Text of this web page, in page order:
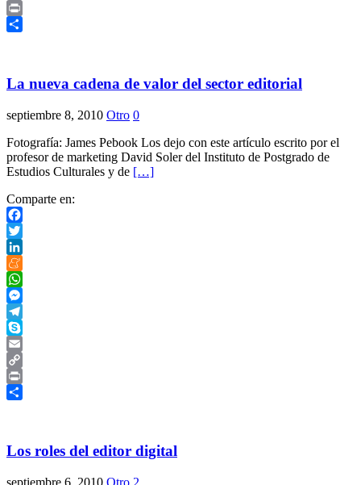
Copy
Link
Print
La nueva cadena de valor del sector editorial
septiembre 8, 2010 Otro 0
Fotografía: James Pebook Los dejo con este artículo escrito por el
profesor de marketing David Soler del Instituto de Postgrado de
Estudios Culturales y de […]
Comparte en:
Facebook
Twitter
LinkedIn
Meneame
WhatsApp
Messenger
Telegram
Skype
Email
Copy
Link
Print
Los roles del editor digital
septiembre 6, 2010 Otro 2